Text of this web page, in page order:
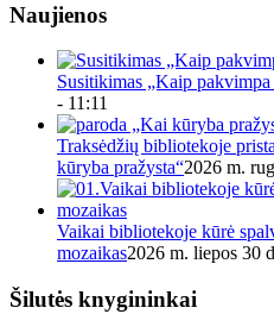
Naujienos
Susitikimas „Kaip
- 11:11
Traksėdžių bibliotekoje
kūryba pražysta“2026 m.
Vaikai bibliotekoje kūrė
mozaikas2026 m. liepos 30
Šilutės knygininkai